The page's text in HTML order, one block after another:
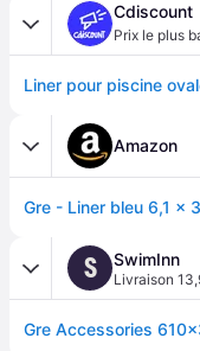
Cdiscount
Prix le plus
Amazon
S SwimInn
Livraison